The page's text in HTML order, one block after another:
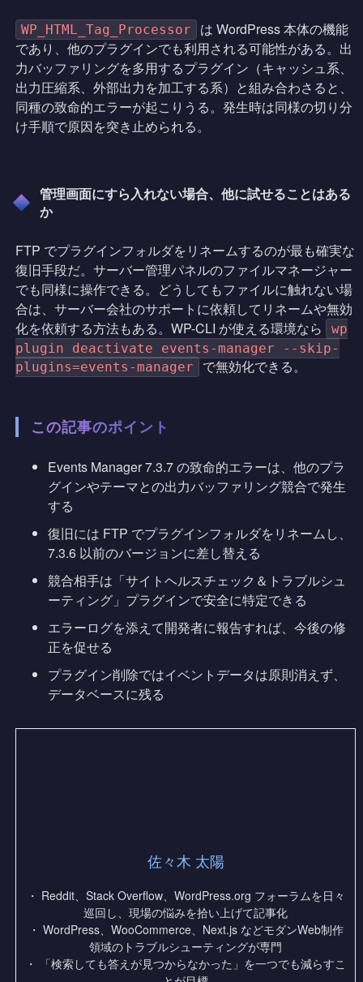
WP_HTML_Tag_Processor
は WordPress 本体の機能
であり、他のプラグインでも利用される可能性がある。出
力バッファリングを多用するプラグイン（キャッシュ系、
出力圧縮系、外部出力を加工する系）と組み合わさると、
同種の致命的エラーが起こりうる。発生時は同様の切り分
け手順で原因を突き止められる。
管理画面にすら入れない場合、他に試せることはある
か
FTP でプラグインフォルダをリネームするのが最も確実な
復旧手段だ。サーバー管理パネルのファイルマネージャー
でも同様に操作できる。どうしてもファイルに触れない場
合は、サーバー会社のサポートに依頼してリネームや無効
化を依頼する方法もある。WP-CLI が使える環境なら
wp
plugin deactivate events-manager --skip-
plugins=events-manager
で無効化できる。
この記事のポイント
Events Manager 7.3.7 の致命的エラーは、他のプラ
グインやテーマとの出力バッファリング競合で発生
する
復旧には FTP でプラグインフォルダをリネームし、
7.3.6 以前のバージョンに差し替える
競合相手は「サイトヘルスチェック＆トラブルシュ
ーティング」プラグインで安全に特定できる
エラーログを添えて開発者に報告すれば、今後の修
正を促せる
プラグイン削除ではイベントデータは原則消えず、
データベースに残る
佐々木 太陽
・ Reddit、Stack Overflow、WordPress.org フォーラムを日々
巡回し、現場の悩みを拾い上げて記事化
・ WordPress、WooCommerce、Next.js などモダンWeb制作
領域のトラブルシューティングが専門
・ 「検索しても答えが見つからなかった」を一つでも減らすこ